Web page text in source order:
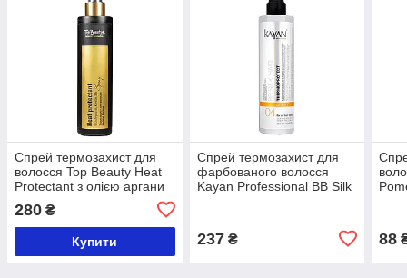
Спрей термозахист для
волосся Top Beauty Heat
Protectant з олією аргани
280 ₴
Купити
Спрей термозахист для
фарбованого волосся
Kayan Professional BB Silk
237₴ 88